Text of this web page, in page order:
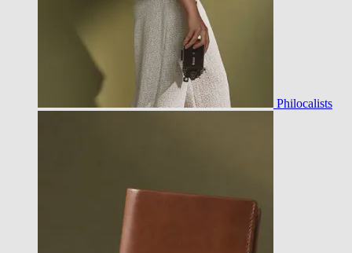
Philocalists